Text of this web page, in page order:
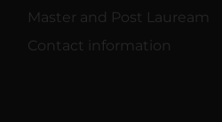
Master and Post Lauream
Contact information